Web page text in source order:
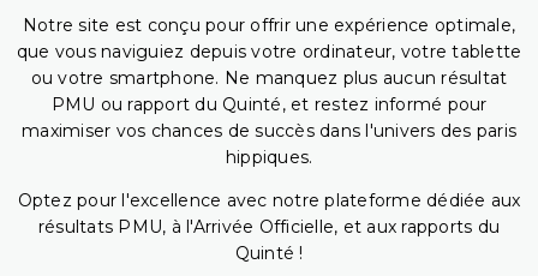
Notre site est conçu pour offrir une expérience optimale,
que vous naviguiez depuis votre ordinateur, votre tablette
ou votre smartphone. Ne manquez plus aucun résultat
PMU ou rapport du Quinté, et restez informé pour
maximiser vos chances de succès dans l'univers des paris
hippiques.
Optez pour l'excellence avec notre plateforme dédiée aux
résultats PMU, à l'Arrivée Officielle, et aux rapports du
Quinté !